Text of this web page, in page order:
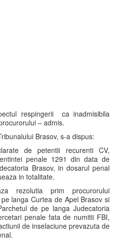
respingerii ca inadmisibila
– admis.
Brasov, s-a dispus:
de petentii recurenti CV,
penale 1291 din data de
Brasov, in dosarul penal
in totalitate.
rezolutia prim procurorului
langa Curtea de Apel Brasov si
de pe langa Judecatoria
penale fata de numitii FBI,
de inselaciune prevazuta de